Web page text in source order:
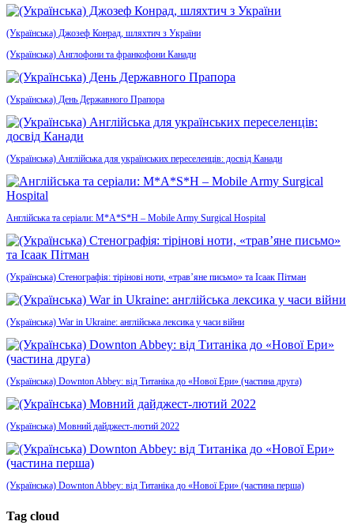
(Українська) Джозеф Конрад, шляхтич з України
(Українська) Англофони та франкофони Канади
(Українська) День Державного Прапора
(Українська) Англійська для українських переселенців: досвід Канади
Англійська та серіали: M*A*S*H – Mobile Army Surgical Hospital
(Українська) Стенографія: тірінові ноти, «трав’яне письмо» та Ісаак Пітман
(Українська) War in Ukraine: англійська лексика у часи війни
(Українська) Downton Abbey: від Титаніка до «Нової Ери» (частина друга)
(Українська) Мовний дайджест-лютий 2022
(Українська) Downton Abbey: від Титаніка до «Нової Ери» (частина перша)
Tag cloud